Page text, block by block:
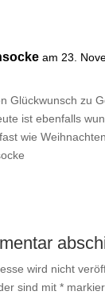
am 23.
Glückwunsch zu
ist ebenfalls
wie
wird nicht
sind mit *